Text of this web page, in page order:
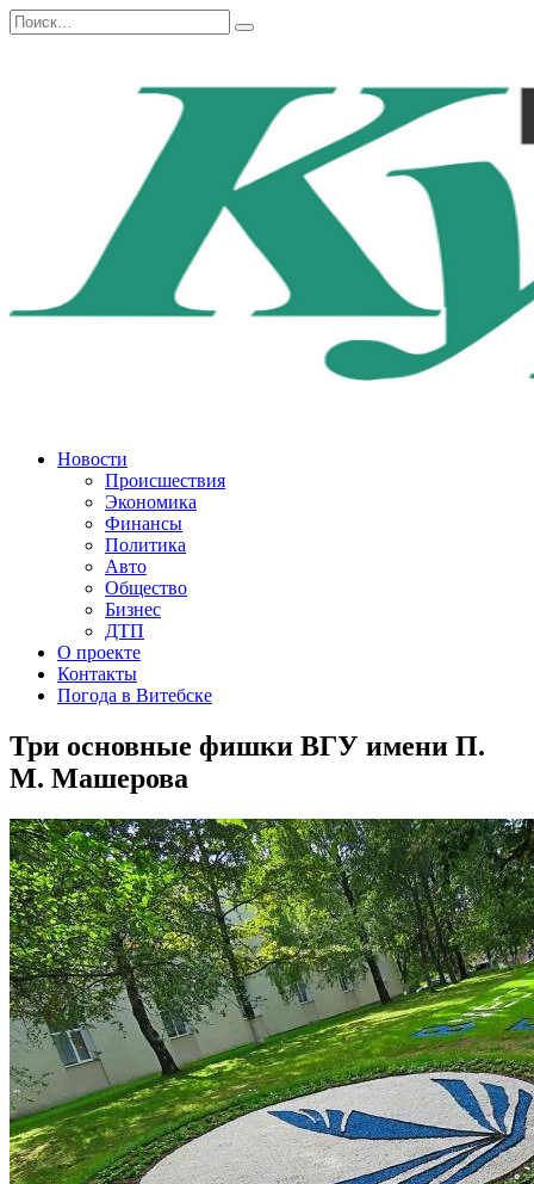
Перейти
к
Search
for:
Новости
Происшествия
Экономика
Финансы
Политика
Авто
Общество
Бизнес
ДТП
О проекте
Контакты
Погода в Витебске
Три основные фишки ВГУ имени П.
М. Машерова